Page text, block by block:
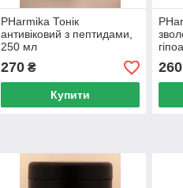
PHarmika Тонік
антивіковий з пептидами,
250 мл
270₴
Купити
250
260